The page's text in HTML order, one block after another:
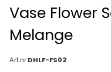
Vase Flower
Melange
Art.nr:DHLF-FS02